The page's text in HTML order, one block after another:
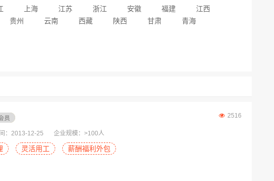
上海 江苏 浙江 安徽 福建
江西
贵州 云南 西藏 陕西 甘肃
青海
：2013-12-25 企业规模：>100人
灵活用工 薪酬福利外包
2516